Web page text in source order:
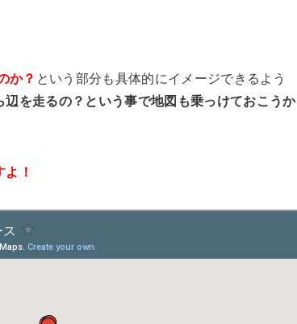
か？ という部分も具体的にイメージできるよう
を走るの？という事で地図も乗っけておこうか
！